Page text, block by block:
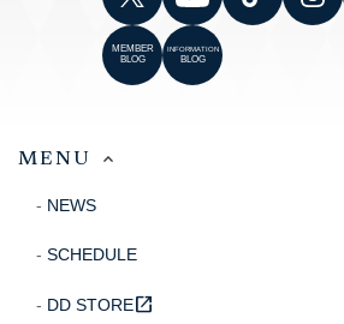
MEMBER
BLOG
INFORMATION
BLOG
MENU
NEWS
SCHEDULE
DD STOREopen_in_new